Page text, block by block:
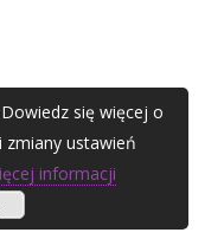
się więcej o
zmiany ustawień
informacji